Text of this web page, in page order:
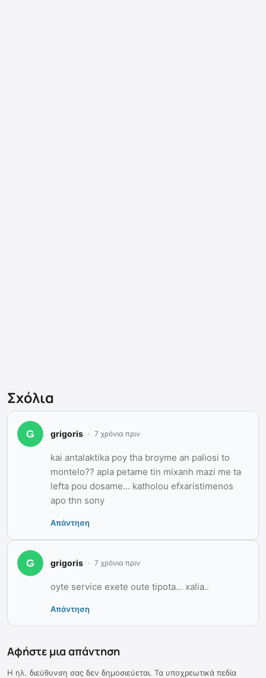
Σχόλια
grigoris 7 χρόνια πριν
kai antalaktika poy tha broyme an paliosi to
montelo?? apla petame tin mixanh mazi me ta
lefta pou dosame… katholou efxaristimenos
apo thn sony
Απάντηση
grigoris 7 χρόνια πριν
oyte service exete oute tipota… xalia..
Απάντηση
Αφήστε μια απάντηση
Η ηλ. διεύθυνση σας δεν δημοσιεύεται. Τα υποχρεωτικά πεδία